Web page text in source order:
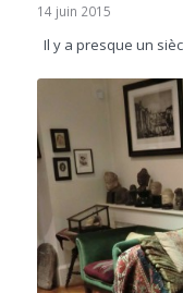
14 juin 2015
Il y a presque un